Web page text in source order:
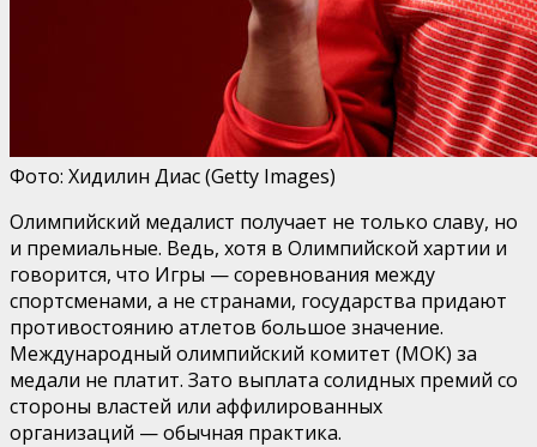
Фото: Хидилин Диас (Getty Images)
Олимпийский медалист получает не только славу, но
и премиальные. Ведь, хотя в Олимпийской хартии и
говорится, что Игры — соревнования между
спортсменами, а не странами, государства придают
противостоянию атлетов большое значение.
Международный олимпийский комитет (МОК) за
медали не платит. Зато выплата солидных премий со
стороны властей или аффилированных
организаций — обычная практика.